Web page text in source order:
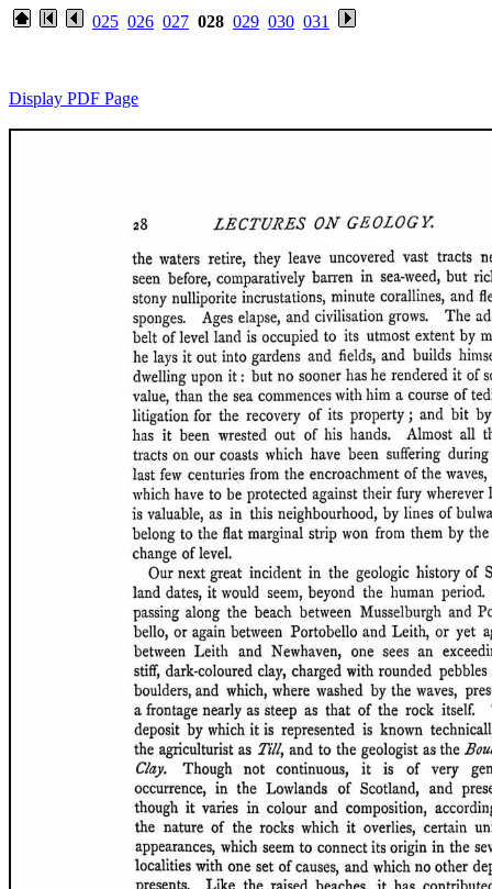
025 026 027 028 029 030 031
Display PDF Page